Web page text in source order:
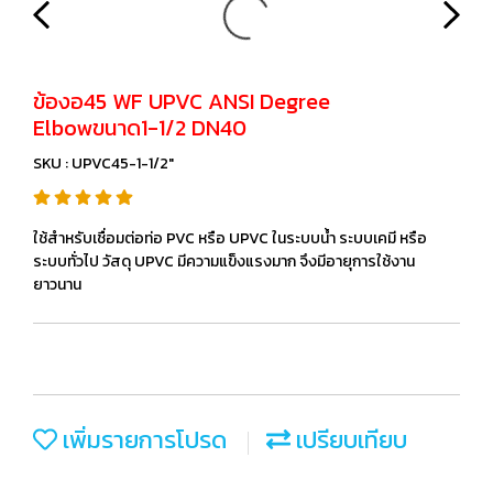
ข้องอ45 WF UPVC ANSI Degree
Elbowขนาด1-1/2 DN40
SKU : UPVC45-1-1/2"
ใช้สำหรับเชื่อมต่อท่อ PVC หรือ UPVC ในระบบน้ำ ระบบเคมี หรือ
ระบบทั่วไป วัสดุ UPVC มีความแข็งแรงมาก จึงมีอายุการใช้งาน
ยาวนาน
เพิ่มรายการโปรด เปรียบเทียบ